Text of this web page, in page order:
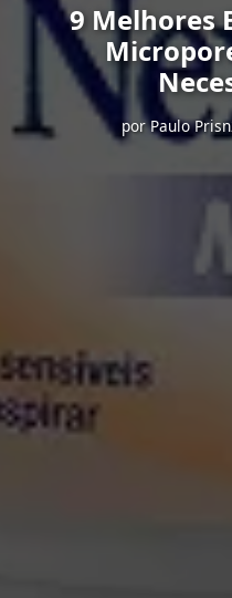
9 Melhores
porPaulo Prisn